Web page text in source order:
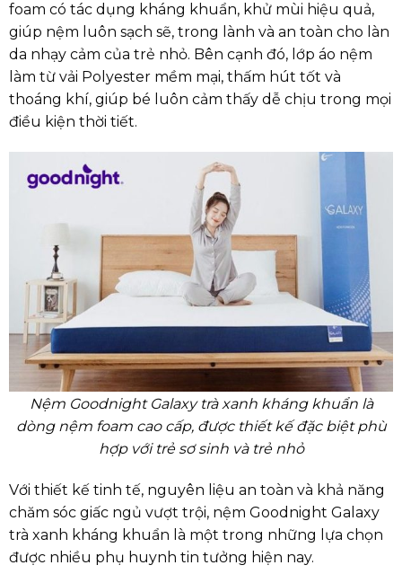
foam có tác dụng kháng khuẩn, khử mùi hiệu quả,
giúp nệm luôn sạch sẽ, trong lành và an toàn cho làn
da nhạy cảm của trẻ nhỏ. Bên cạnh đó, lớp áo nệm
làm từ vải Polyester mềm mại, thấm hút tốt và
thoáng khí, giúp bé luôn cảm thấy dễ chịu trong mọi
điều kiện thời tiết.
Nệm Goodnight Galaxy trà xanh kháng khuẩn là
dòng nệm foam cao cấp, được thiết kế đặc biệt phù
hợp với trẻ sơ sinh và trẻ nhỏ
Với thiết kế tinh tế, nguyên liệu an toàn và khả năng
chăm sóc giấc ngủ vượt trội, nệm Goodnight Galaxy
trà xanh kháng khuẩn là một trong những lựa chọn
được nhiều phụ huynh tin tưởng hiện nay.